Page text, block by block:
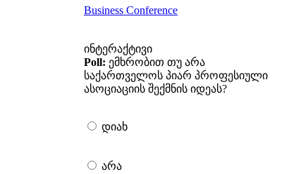
Business Conference
ინტერაქტივი
Poll: ემხრობით თუ არა
საქართველოს პიარ პროფესიული
ასოციაციის შექმნის იდეას?
დიახ
არა